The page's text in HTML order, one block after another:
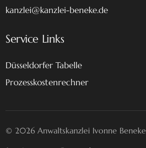
kanzlei@kanzlei-beneke.de
Service Links
Düsseldorfer Tabelle
Prozesskostenrechner
© 2026 Anwaltskanzlei Ivonne Beneke